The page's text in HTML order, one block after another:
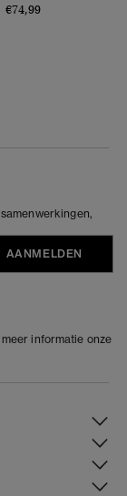
€74,99
AANMELDEN
informatie onze